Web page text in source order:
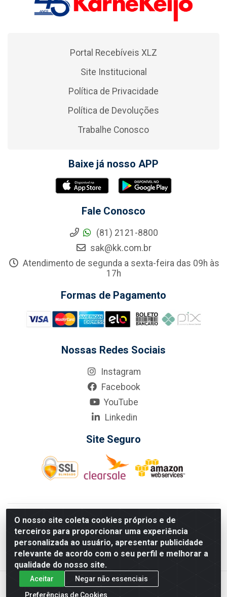
O nosso site coleta cookies próprios e de
terceiros para proporcionar uma experiência
personalizada ao usuário, apresentar publicidade
relevante de acordo com o seu perfil e melhorar a
qualidade do nosso site.
Aceitar
Negar não essenciais
Preferências de Cookies
Portal Recebíveis XLZ
Site Institucional
Política de Privacidade
Política de Devoluções
Trabalhe Conosco
Baixe já nosso APP
Fale Conosco
(81) 2121-8800
sak@kk.com.br
Atendimento de segunda a sexta-feira das 09h às
17h
Formas de Pagamento
Nossas Redes Sociais
Instagram
Facebook
YouTube
Linkedin
Site Seguro
KarneKeijo Logistica Integrada LTDA - Rod. Br-101 Sul, nº3700
- Barro, Recife/PE, 50900-400 CNPJ: 24.150.377/0001-95
Estados atendidos pela KarneKeijo: PE, PB e RN.